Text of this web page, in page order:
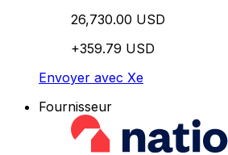
26,730.00 USD
+359.79 USD
Envoyer avec Xe
Fournisseur